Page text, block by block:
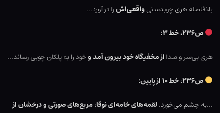
بلافاصله هری چوبدستیواقعی‌اشرا در آورد…
ص۲۳۶، خط ۳:
هری بی‌سر و صدا از مخفیگاه خود بیرون آمد وخود را به پلکان چوبی رساند…
ص۲۳۶، خط ۱۰ از پایین:
…به چشم می‌خورد.لقمه‌های خامه‌ای نوقا، مربع‌های صورتی و درخشان از